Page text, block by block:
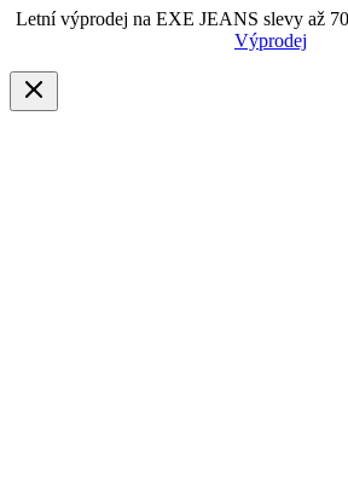
Letní výprodej na EXE JEANS slevy až
Výprodej